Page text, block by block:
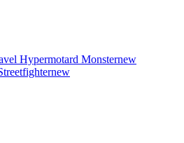
Hypermotard Monsternew
new